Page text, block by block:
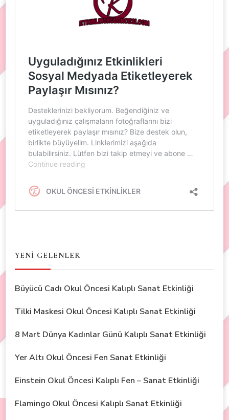
YENİ GELENLER
Büyücü Cadı Okul Öncesi Kalıplı Sanat Etkinliği
Tilki Maskesi Okul Öncesi Kalıplı Sanat Etkinliği
8 Mart Dünya Kadınlar Günü Kalıplı Sanat Etkinliği
Yer Altı Okul Öncesi Fen Sanat Etkinliği
Einstein Okul Öncesi Kalıplı Fen – Sanat Etkinliği
Flamingo Okul Öncesi Kalıplı Sanat Etkinliği